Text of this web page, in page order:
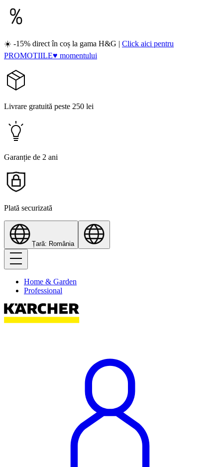
☀️ -15% direct în coș la gama H&G | Click aici pentru
PROMOTIILE♥ momentului
Livrare gratuită peste 250 lei
Garanție de 2 ani
Plată securizată
Țară: România
Home & Garden
Professional